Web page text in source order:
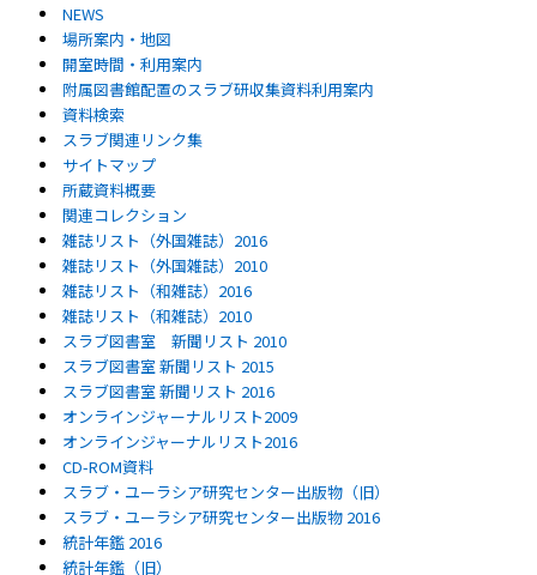
NEWS
場所案内・地図
開室時間・利用案内
附属図書館配置のスラブ研収集資料利用案内
資料検索
スラブ関連リンク集
サイトマップ
所蔵資料概要
関連コレクション
雑誌リスト（外国雑誌）2016
雑誌リスト（外国雑誌）2010
雑誌リスト（和雑誌）2016
雑誌リスト（和雑誌）2010
スラブ図書室 新聞リスト 2010
スラブ図書室 新聞リスト 2015
スラブ図書室 新聞リスト 2016
オンラインジャーナルリスト2009
オンラインジャーナルリスト2016
CD-ROM資料
スラブ・ユーラシア研究センター出版物（旧）
スラブ・ユーラシア研究センター出版物 2016
統計年鑑 2016
統計年鑑（旧）